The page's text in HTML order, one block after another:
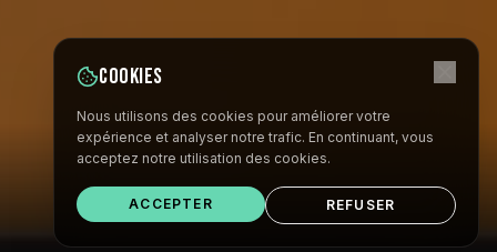
Cookies
Nous utilisons des cookies pour améliorer votre
expérience et analyser notre trafic. En continuant, vous
acceptez notre utilisation des cookies.
ACCEPTER REFUSER